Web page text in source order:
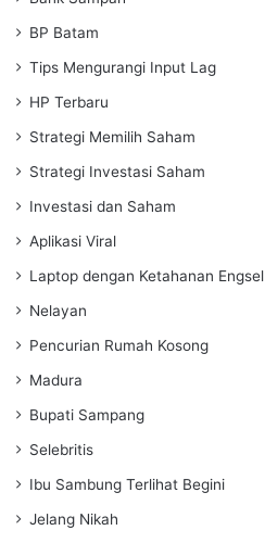
BP Batam
Tips Mengurangi Input Lag
HP Terbaru
Strategi Memilih Saham
Strategi Investasi Saham
Investasi dan Saham
Aplikasi Viral
Laptop dengan Ketahanan Engsel
Nelayan
Pencurian Rumah Kosong
Madura
Bupati Sampang
Selebritis
Ibu Sambung Terlihat Begini
Jelang Nikah